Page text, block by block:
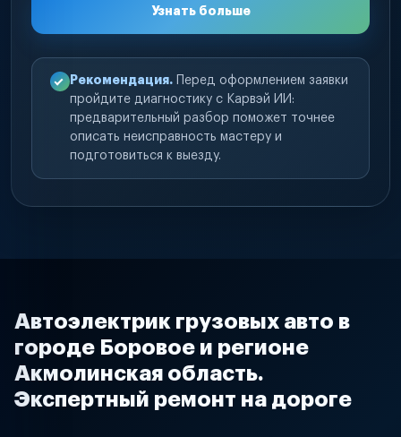
Узнать больше
Рекомендация. Перед оформлением заявки
пройдите диагностику с Карвэй ИИ:
предварительный разбор поможет точнее
описать неисправность мастеру и
подготовиться к выезду.
Автоэлектрик грузовых авто в
городе Боровое и регионе
Акмолинская область.
Экспертный ремонт на дороге